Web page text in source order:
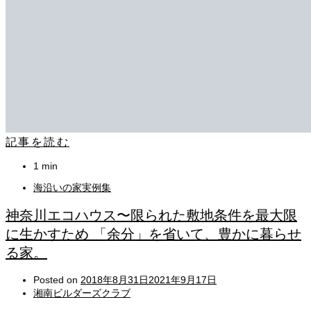
記事を読む
1 min
海沿いの家実例集
神奈川エコハウス〜限られた敷地条件を最大限
に生かすため 「余分」を省いて、豊かに暮らせ
る家。
Posted on 2018年8月31日2021年9月17日
湘南ビルダーズクラブ